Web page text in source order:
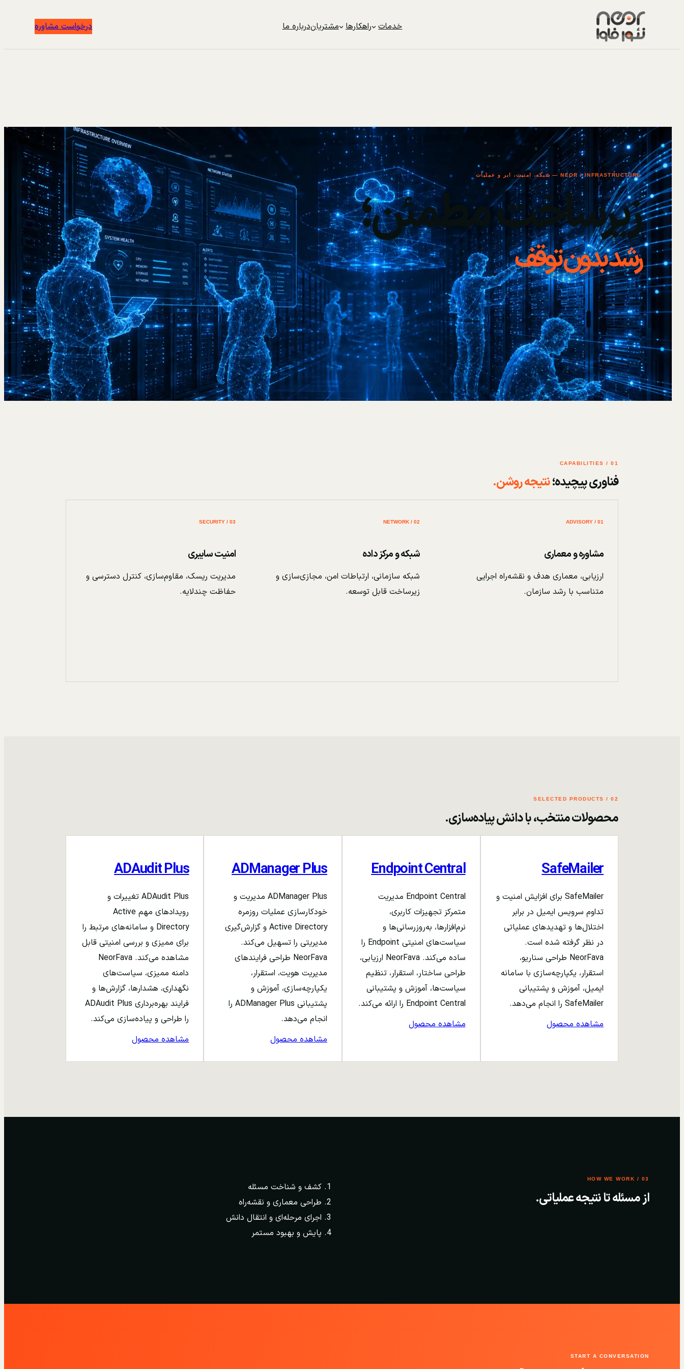
خدمات راهکارها مشتریاندرباره ما درخواست مشاوره
NEOR / INFRASTRUCTURE — شبکه، امنیت، ابر و عملیات
زیرساخت مطمئن؛
رشد بدون توقف
01 / CAPABILITIES
فناوری پیچیده؛نتیجه روشن.
01 / ADVISORY
مشاوره و معماری
ارزیابی، معماری هدف و نقشه‌راه اجرایی
متناسب با رشد سازمان.
02 / NETWORK
شبکه و مرکز داده
شبکه سازمانی، ارتباطات امن، مجازی‌سازی و
زیرساخت قابل توسعه.
03 / SECURITY
امنیت سایبری
مدیریت ریسک، مقاوم‌سازی، کنترل دسترسی و
حفاظت چندلایه.
02 / SELECTED PRODUCTS
محصولات منتخب، با دانش پیاده‌سازی.
SafeMailer
SafeMailer برای افزایش امنیت و
تداوم سرویس ایمیل در برابر
اختلال‌ها و تهدیدهای عملیاتی
در نظر گرفته شده است.
NeorFava طراحی سناریو،
استقرار، یکپارچه‌سازی با سامانه
ایمیل، آموزش و پشتیبانی
SafeMailer را انجام می‌دهد.
مشاهده محصول
Endpoint Central
Endpoint Central مدیریت
متمرکز تجهیزات کاربری،
نرم‌افزارها، به‌روزرسانی‌ها و
سیاست‌های امنیتی Endpoint را
ساده می‌کند. NeorFava ارزیابی،
طراحی ساختار، استقرار، تنظیم
سیاست‌ها، آموزش و پشتیبانی
Endpoint Central را ارائه می‌کند.
مشاهده محصول
ADManager Plus
ADManager Plus مدیریت و
خودکارسازی عملیات روزمره
Active Directory و گزارش‌گیری
مدیریتی را تسهیل می‌کند.
NeorFava طراحی فرایندهای
مدیریت هویت، استقرار،
یکپارچه‌سازی، آموزش و
پشتیبانی ADManager Plus را
انجام می‌دهد.
مشاهده محصول
ADAudit Plus
ADAudit Plus تغییرات و
رویدادهای مهم Active
Directory و سامانه‌های مرتبط را
برای ممیزی و بررسی امنیتی قابل
مشاهده می‌کند. NeorFava
دامنه ممیزی، سیاست‌های
نگهداری، هشدارها، گزارش‌ها و
فرایند بهره‌برداری ADAudit Plus
را طراحی و پیاده‌سازی می‌کند.
مشاهده محصول
03 / HOW WE WORK
از مسئله تا نتیجه عملیاتی.
کشف و شناخت مسئله
طراحی معماری و نقشه‌راه
اجرای مرحله‌ای و انتقال دانش
پایش و بهبود مستمر
START A CONVERSATION